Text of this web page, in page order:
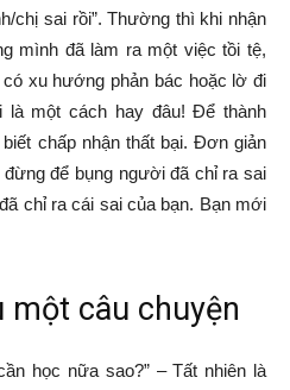
chị sai rồi”. Thường thì khi nhận
mình đã làm ra một việc tồi tệ,
xu hướng phản bác hoặc lờ đi
là một cách hay đâu! Để thành
chấp nhận thất bại. Đơn giản
để bụng người đã chỉ ra sai
chỉ ra cái sai của bạn. Bạn mới
một câu chuyện
học nữa sao?” – Tất nhiên là